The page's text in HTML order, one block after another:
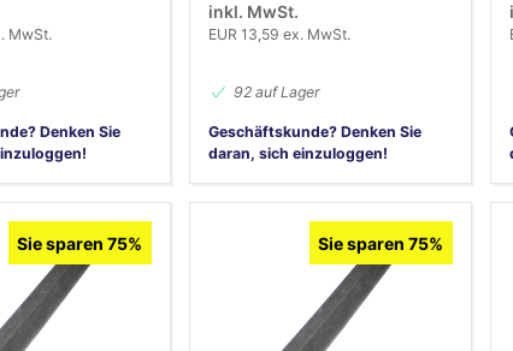
MwSt.
Denken Sie
inkl. MwSt.
EUR 13,59 ex. MwSt.
92 auf Lager
Geschäftskunde? Denken Sie
daran, sich einzuloggen!
Sie sparen 75% Sie sparen 75%